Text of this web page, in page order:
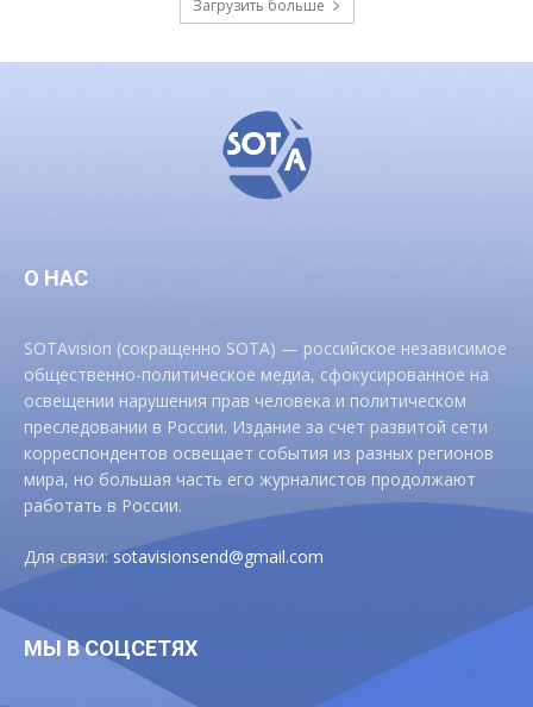
Загрузить больше
О НАС
SOTAvision (сокращенно SOTA) — российское независимое
общественно-политическое медиа, сфокусированное на
освещении нарушения прав человека и политическом
преследовании в России. Издание за счет развитой сети
корреспондентов освещает события из разных регионов
мира, но большая часть его журналистов продолжают
работать в России.
Для связи:sotavisionsend@gmail.com
МЫ В СОЦСЕТЯХ